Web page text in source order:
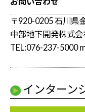
〒920-0205 石川県
中部地下開発株式
TEL:076-237-5000
インターン